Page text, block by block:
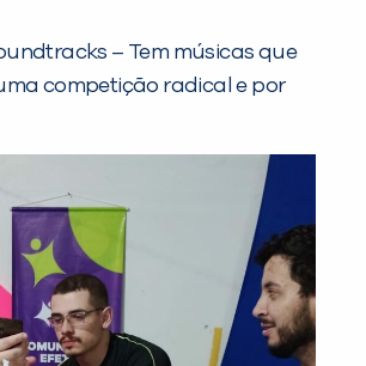
– Tem músicas que
competição radical e por